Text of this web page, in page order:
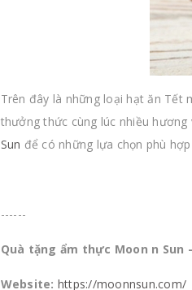
Trên đây là những loại hạt ăn Tết
thưởng thức cùng lúc nhiều
Sun để có những lựa chọn phù
------
Quà tặng ẩm thực Moon n
Website: https://moonnsun.com/